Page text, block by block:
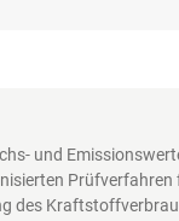
und
Prüfverfahren
des